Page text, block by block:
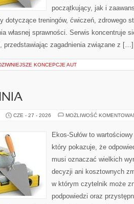
początkujący, jak i
dotyczące treningów, ćwiczeń, zdrowego
własnej sprawności. Serwis koncentruje
przedstawiając zagadnienia związane z […]
KONCEPCJE AUT
CZE - 27 - 2026 MOŻLIWOŚĆ
Ekos-Sułów to
który pokazuje, że
musi oznaczać wielkich
decyzji ani kosztownych
w którym czytelnik może
podpowiedzi oraz